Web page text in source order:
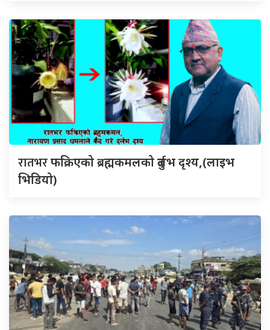
रातभरफक्रिएको ब्रह्मकमलको दुर्लभ दृश्य,(लाइभ
भिडियो)